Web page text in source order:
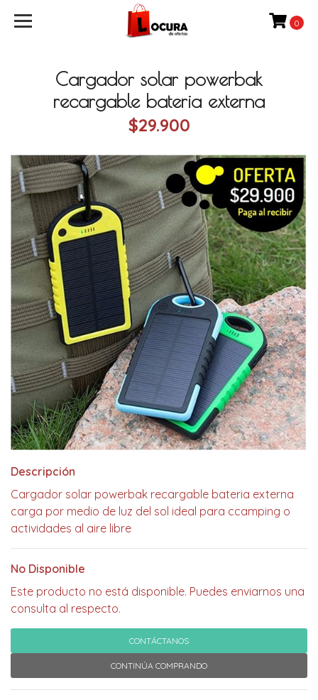
0
Cargador solar powerbak
recargable bateria externa
$29.900
Descripción
Cargador solar powerbak recargable bateria externa
carga por medio de luz del sol ideal para ccamping o
actividades al aire libre
No Disponible
Este producto no está disponible. Puedes enviarnos una
consulta al respecto.
CONTÁCTANOS
CONTINÚA COMPRANDO